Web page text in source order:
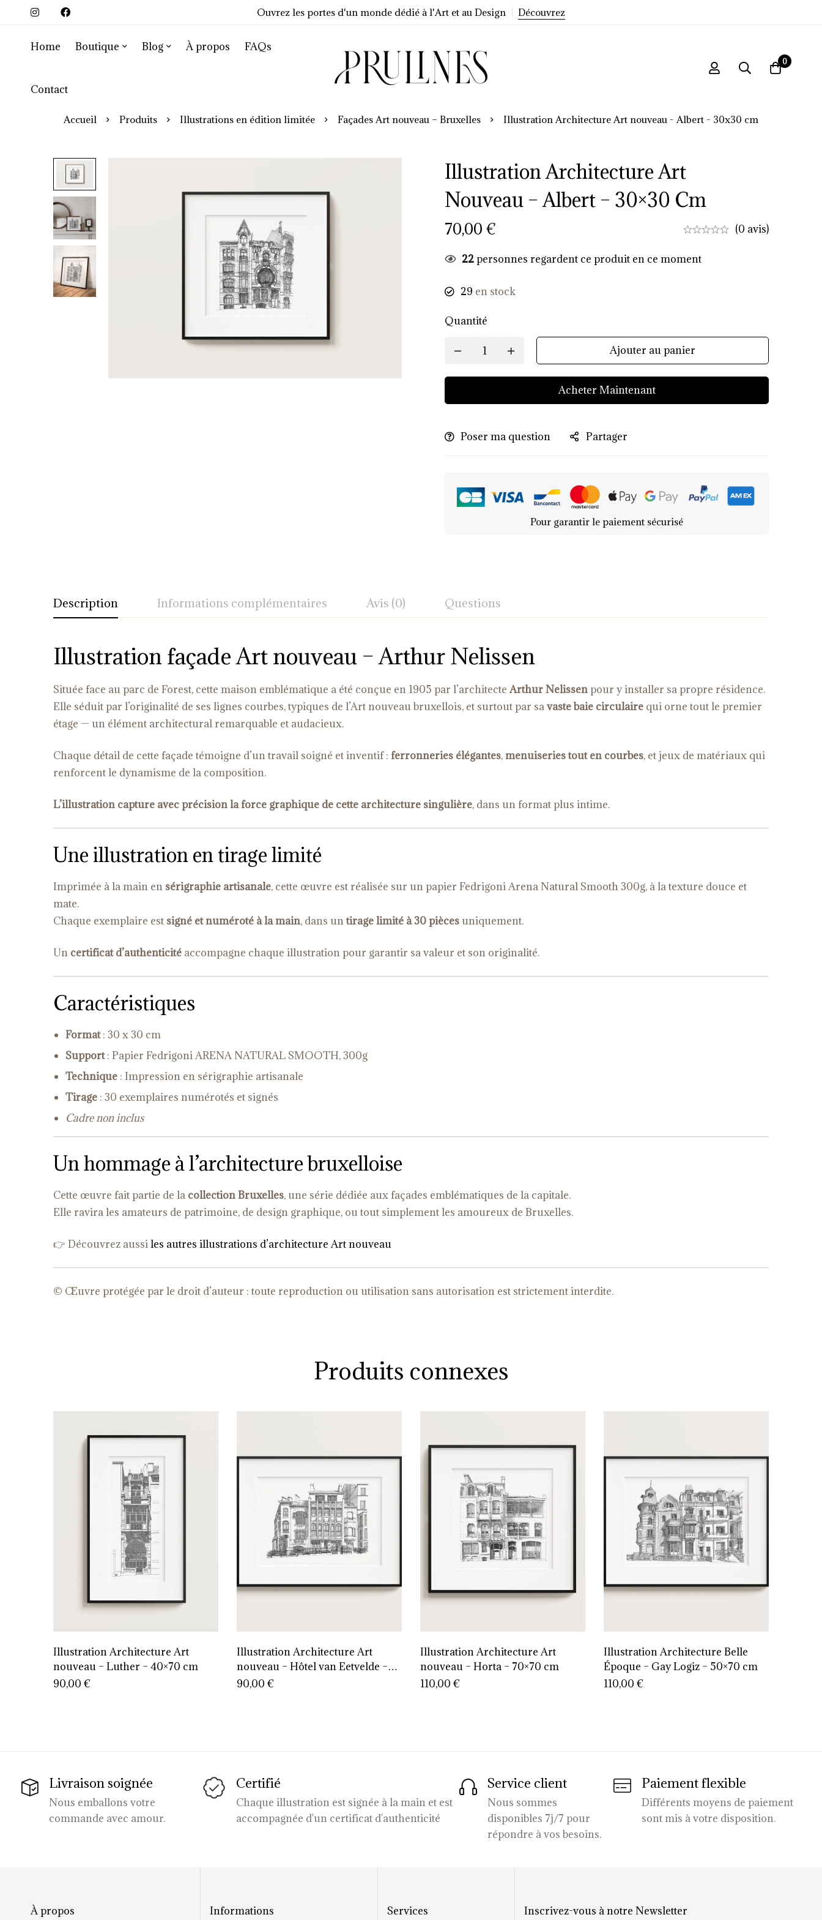
Ouvrez les portes d'un monde dédié à l'Art et au Design Découvrez
Home Boutique Blog À propos FAQs
Contact
0
Accueil Produits Illustrations en édition limitée Façades Art nouveau – Bruxelles Illustration Architecture Art nouveau - Albert - 30x30 cm
Illustration Architecture Art
Nouveau – Albert – 30×30 Cm
70,00 € (0 avis)
22personnes regardent ce produit en ce moment
29 en stock
Quantité
Ajouter au panier
Acheter Maintenant
Poser ma question Partager
Pour garantir le paiement sécurisé
Description Informations complémentaires Avis (0) Questions
Illustration façade Art nouveau – Arthur Nelissen
Située face au parc de Forest, cette maison emblématique a été conçue en 1905 par l’architecte Arthur Nelissenpour y installer sa propre résidence.
Elle séduit par l’originalité de ses lignes courbes, typiques de l’Art nouveau bruxellois, et surtout par savaste baie circulaire qui orne tout le premier
étage — un élément architectural remarquable et audacieux.
Chaque détail de cette façade témoigne d’un travail soigné et inventif : ferronneries élégantes,menuiseries tout en courbes, et jeux de matériaux qui
renforcent le dynamisme de la composition.
L’illustration capture avec précision la force graphique de cette architecture singulière, dans un format plus intime.
Une illustration en tirage limité
Imprimée à la main en sérigraphie artisanale, cette œuvre est réalisée sur un papier Fedrigoni Arena Natural Smooth 300g, à la texture douce et
mate.
Chaque exemplaire est signé et numéroté à la main, dans untirage limité à 30 piècesuniquement.
Un certificat d’authenticité accompagne chaque illustration pour garantir sa valeur et son originalité.
Caractéristiques
Format: 30 x 30 cm
Support: Papier Fedrigoni ARENA NATURAL SMOOTH, 300g
Technique : Impression en sérigraphie artisanale
Tirage : 30 exemplaires numérotés et signés
Cadre non inclus
Un hommage à l’architecture bruxelloise
Cette œuvre fait partie de la collection Bruxelles, une série dédiée aux façades emblématiques de la capitale.
Elle ravira les amateurs de patrimoine, de design graphique, ou tout simplement les amoureux de Bruxelles.
👉 Découvrez aussiles autres illustrations d’architecture Art nouveau
© Œuvre protégée par le droit d’auteur : toute reproduction ou utilisation sans autorisation est strictement interdite.
Produits connexes
Illustration Architecture Art
nouveau – Luther – 40×70 cm
90,00 €
Illustration Architecture Art
nouveau – Hôtel van Eetvelde –
70×50 cm
90,00 €
Illustration Architecture Art
nouveau – Horta – 70×70 cm
110,00 €
Illustration Architecture Belle
Époque – Gay Logiz – 50×70 cm
110,00 €
Livraison soignée
Nous emballons votre
commande avec amour.
Certifié
Chaque illustration est signée à la main et est
accompagnée d'un certificat d'authenticité
Service client
Nous sommes
disponibles 7j/7 pour
répondre à vos besoins.
Paiement flexible
Différents moyens de paiement
sont mis à votre disposition.
À propos Informations Services Inscrivez-vous à notre Newsletter